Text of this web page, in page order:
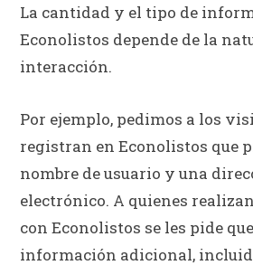
La cantidad y el tipo de
Econolistos depende de la
interacción.
Por ejemplo, pedimos a los
registran en Econolistos que
nombre de usuario y una
electrónico. A quienes
con Econolistos se les pide
información adicional,